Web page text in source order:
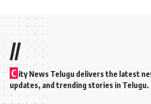
//
C ity News Telugu delivers the latest
updates, and trending stories in Telugu.